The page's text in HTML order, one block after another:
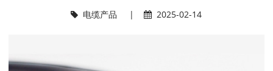
电缆产品 | 2025-02-14